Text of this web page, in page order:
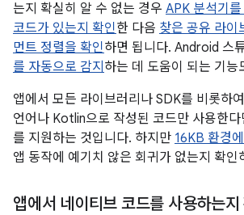
는지 확실히 알 수 없는 경우 APK 분석기
코드가 있는지 확인한 다음 찾은 공유 라이
먼트 정렬을 확인하면 됩니다. Android 스
를 자동으로 감지 하는 데 도움이 되는 기능
앱에서 모든 라이브러리나 SDK를 비롯하
언어나 Kotlin으로 작성된 코드만 사용한다
를 지원하는 것입니다. 하지만 16KB 환경
앱 동작에 예기치 않은 회귀가 없는지 확인
앱에서 네이티브 코드를 사용하는지